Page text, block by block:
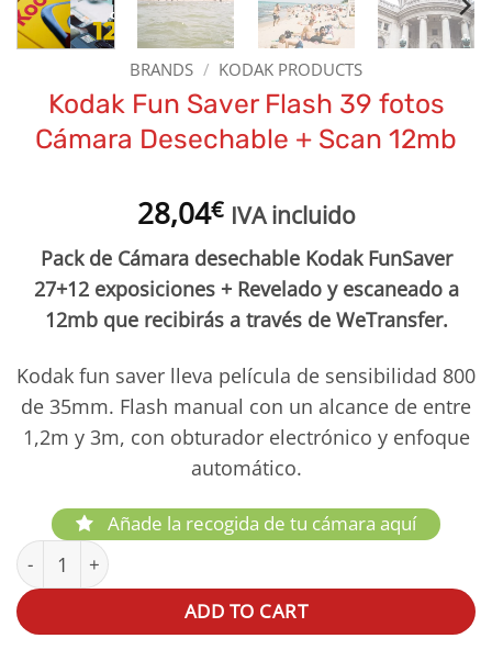
BRANDS / KODAK PRODUCTS
Kodak Fun Saver Flash 39 fotos
Cámara Desechable + Scan 12mb
28,04€ IVA incluido
Pack de Cámara desechable Kodak FunSaver
27+12 exposiciones + Revelado y escaneado a
12mb que recibirás a través de WeTransfer.
Kodak fun saver lleva película de sensibilidad 800
de 35mm. Flash manual con un alcance de entre
1,2m y 3m, con obturador electrónico y enfoque
automático.
Añade la recogida de tu cámara aquí
Kodak Fun Saver Flash 39 fotos Cámara Desechable +
ADD TO CART